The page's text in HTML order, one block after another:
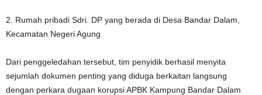
2. Rumah pribadi Sdri. DP yang berada di Desa Bandar Dalam,
Kecamatan Negeri Agung
Dari penggeledahan tersebut, tim penyidik berhasil menyita
sejumlah dokumen penting yang diduga berkaitan langsung
dengan perkara dugaan korupsi APBK Kampung Bandar Dalam